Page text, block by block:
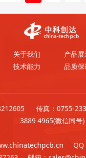
关于我们 产品
技术能力 品质保
传真：0755-
3889 4965(微信同号)
QQ